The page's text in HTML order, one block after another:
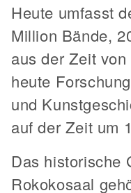
Heute umfasst
Million Bände,
aus der Zeit
heute
und
auf der Zeit um
Das historische
Rokokosaal